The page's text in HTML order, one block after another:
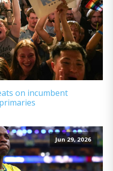
on incumbent
Jun 29, 2026